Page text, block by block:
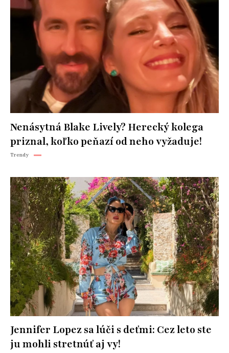
Nenásytná Blake Lively? Herecký kolega
priznal, koľko peňazí od neho vyžaduje!
Trendy
Jennifer Lopez sa lúči s deťmi: Cez leto ste
ju mohli stretnúť aj vy!